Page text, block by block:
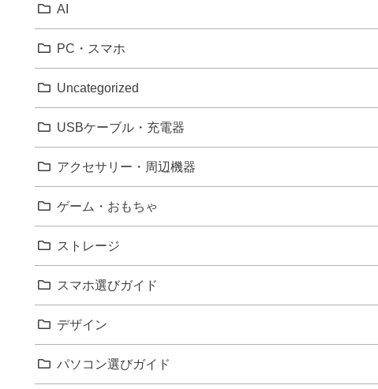
AI
PC・スマホ
Uncategorized
USBケーブル・充電器
アクセサリー・周辺機器
ゲーム・おもちゃ
ストレージ
スマホ選びガイド
デザイン
パソコン選びガイド